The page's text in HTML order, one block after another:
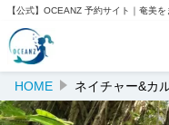
【公式】OCEANZ 予約サイト｜奄美
予約確認
HOME ネイチャー&カ